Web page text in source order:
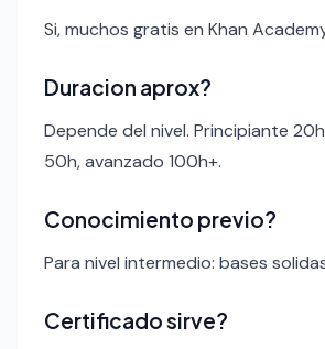
Si, muchos gratis en Khan
Duracion aprox?
Depende del nivel. Principiante
50h, avanzado 100h+.
Conocimiento previo?
Para nivel intermedio: bases
Certificado sirve?